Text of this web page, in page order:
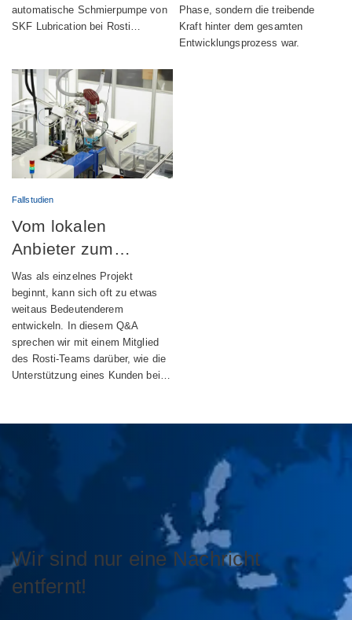
automatische Schmierpumpe von
SKF Lubrication bei Rosti…
Phase, sondern die treibende
Kraft hinter dem gesamten
Entwicklungsprozess war.
Fallstudien
Vom lokalen
Anbieter zum
globalen
Engineering-Partner
Was als einzelnes Projekt
beginnt, kann sich oft zu etwas
weitaus Bedeutenderem
entwickeln. In diesem Q&A
sprechen wir mit einem Mitglied
des Rosti-Teams darüber, wie die
Unterstützung eines Kunden bei…
Wir sind nur eine Nachricht
entfernt!